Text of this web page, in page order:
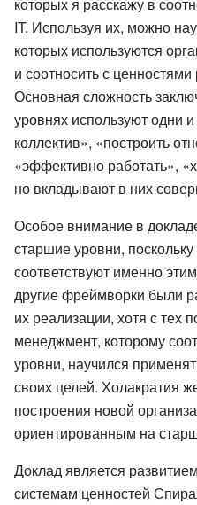
IT. Используя их, можно
которых используются
и соотносить с
Основная сложность
уровнях используют одни
коллектив», «построить
«эффективно работать»,
но вкладывают в них
Особое внимание в
старшие уровни,
соответствуют именно
другие фреймворки были
их реализации, хотя с тех
менеджмент, которому
уровни, научился
своих целей. Холакратия
построения новой
ориентированным на
Доклад является
системам ценностей